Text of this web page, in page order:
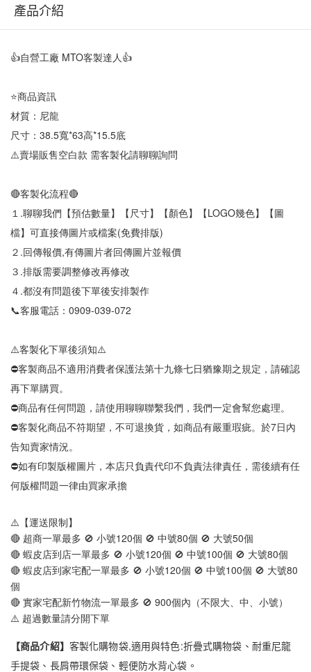
產品介紹
👍自營工廠 MTO客製達人👍
⭐商品資訊
材質：尼龍
尺寸：38.5寬*63高*15.5底
⚠️賣場販售空白款 需客製化請聊聊詢問
🔴客製化流程🔴
１.聊聊我們【預估數量】【尺寸】【顏色】【LOGO幾色】【圖
檔】可直接傳圖片或檔案(免費排版)
２.回傳報價,有傳圖片者回傳圖片並報價
３.排版需要調整修改再修改
４.都沒有問題後下單後安排製作
📞客服電話：0909-039-072
⚠️客製化下單後須知⚠️
⛔客製商品不適用消費者保護法第十九條七日猶豫期之規定，請確認
再下單購買。
⛔商品有任何問題，請使用聊聊聯繫我們，我們一定會幫您處理。
⛔客製化商品不符期望，不可退換貨，如商品有嚴重瑕疵。於7日內
告知賣家情況。
⛔如有印製版權圖片，本店只負責代印不負責法律責任，需後續有任
何版權問題一律由買家承擔
⚠️【運送限制】
🔴 超商一單最多 🚫 小號120個 🚫 中號80個 🚫 大號50個
🔴 蝦皮店到店一單最多 🚫 小號120個 🚫 中號100個 🚫 大號80個
🔴 蝦皮店到家宅配一單最多 🚫 小號120個 🚫 中號100個 🚫 大號80
個
🔴 實家宅配新竹物流一單最多 🚫 900個內（不限大、中、小號）
⚠️ 超過數量請分開下單
【商品介紹】 客製化購物袋,適用與特色:折疊式購物袋、耐重尼龍
手提袋、長肩帶環保袋、輕便防水背心袋。